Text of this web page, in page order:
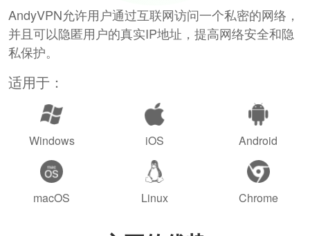
AndyVPN允许用户通过互联网访问一个私密的网络，
并且可以隐匿用户的真实IP地址，提高网络安全和隐
私保护。
适用于：
Windows iOS Android
macOS Linux Chrome